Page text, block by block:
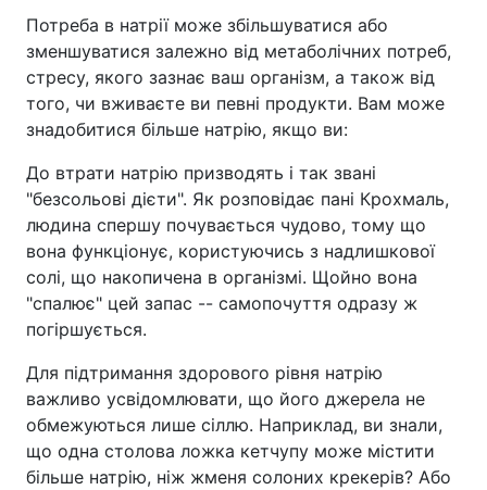
Потреба в натрії може збільшуватися або
зменшуватися залежно від метаболічних потреб,
стресу, якого зазнає ваш організм, а також від
того, чи вживаєте ви певні продукти. Вам може
знадобитися більше натрію, якщо ви:
До втрати натрію призводять і так звані
"безсольові дієти". Як розповідає пані Крохмаль,
людина спершу почувається чудово, тому що
вона функціонує, користуючись з надлишкової
солі, що накопичена в організмі. Щойно вона
"спалює" цей запас -- самопочуття одразу ж
погіршується.
Для підтримання здорового рівня натрію
важливо усвідомлювати, що його джерела не
обмежуються лише сіллю. Наприклад, ви знали,
що одна столова ложка кетчупу може містити
більше натрію, ніж жменя солоних крекерів? Або